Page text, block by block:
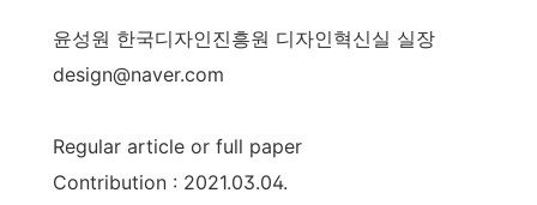
윤성원 한국디자인진흥원 디자인혁신실 실장
design@naver.com
Regular article or full paper
Contribution : 2021.03.04.